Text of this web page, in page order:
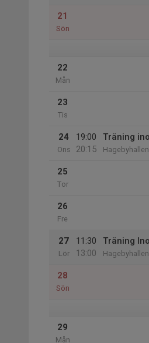
21
Sön
22
Mån
23
Tis
24
Ons
19:00
20:15
Träning
Hagebyhallen
25
Tor
26
Fre
27
Lör
11:30
13:00
Träning
Hagebyhallen
28
Sön
29
Mån